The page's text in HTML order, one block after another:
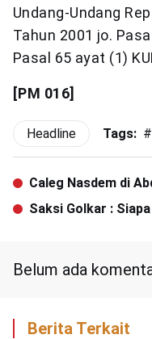
Undang-Undang
Tahun 2001 jo.
Pasal 65 ayat (1)
[PM 016]
Headline Tags: #
Caleg Nasdem di
Saksi Golkar :
Belum ada
Berita Terkait